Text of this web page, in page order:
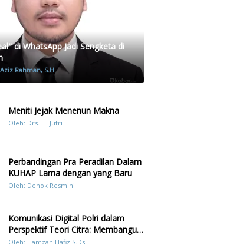
di WhatsApp Jadi Sengketa di
Rahman, S.H
Meniti Jejak Menenun Makna
Oleh: Drs. H. Jufri
Perbandingan Pra Peradilan Dalam
KUHAP Lama dengan yang Baru
Oleh: Denok Resmini
Komunikasi Digital Polri dalam
Perspektif Teori Citra: Membangun
Kepercayaan Publik Melalui Konten
Oleh: Hamzah Hafiz S.Ds.